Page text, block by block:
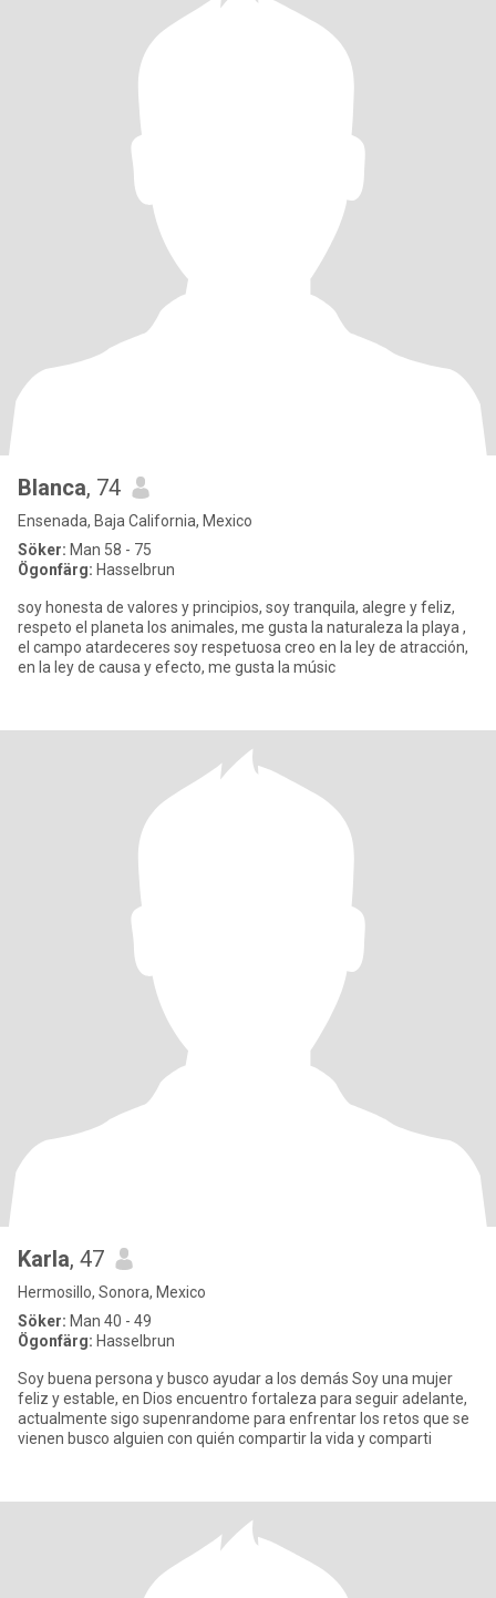
Blanca, 74
Ensenada, Baja California, Mexico
Söker: Man 58 - 75
Ögonfärg: Hasselbrun
soy honesta de valores y principios, soy tranquila, alegre y feliz,
respeto el planeta los animales, me gusta la naturaleza la playa ,
el campo atardeceres soy respetuosa creo en la ley de atracción,
en la ley de causa y efecto, me gusta la músic
Karla, 47
Hermosillo, Sonora, Mexico
Söker: Man 40 - 49
Ögonfärg: Hasselbrun
Soy buena persona y busco ayudar a los demás Soy una mujer
feliz y estable, en Dios encuentro fortaleza para seguir adelante,
actualmente sigo supenrandome para enfrentar los retos que se
vienen busco alguien con quién compartir la vida y comparti